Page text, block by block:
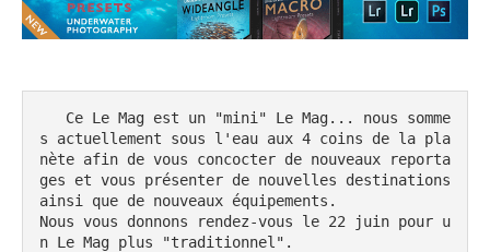
s actuellement sous l'eau aux 4 coins de la pla
nète afin de vous concocter de nouveaux reporta
ges et vous présenter de nouvelles destinations
ainsi que de nouveaux équipements.
Nous vous donnons rendez-vous le 22 juin pour u
n Le Mag plus "traditionnel".